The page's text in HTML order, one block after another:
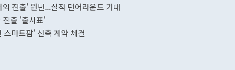
진출' 원년...실적 턴어라운드 기대
진출 '출사표'
마트팜' 신축 계약 체결